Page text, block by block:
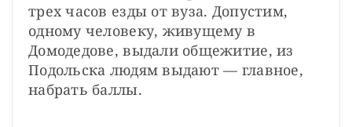
трех часов езды от вуза. Допустим,
одному человеку, живущему в
Домодедове, выдали общежитие, из
Подольска людям выдают — главное,
набрать баллы.